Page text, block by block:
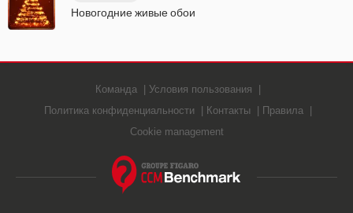
Новогодние живые обои
Команда
Условия пользования
Политика конфиденциальности
Контакты
Правила
Cookie management